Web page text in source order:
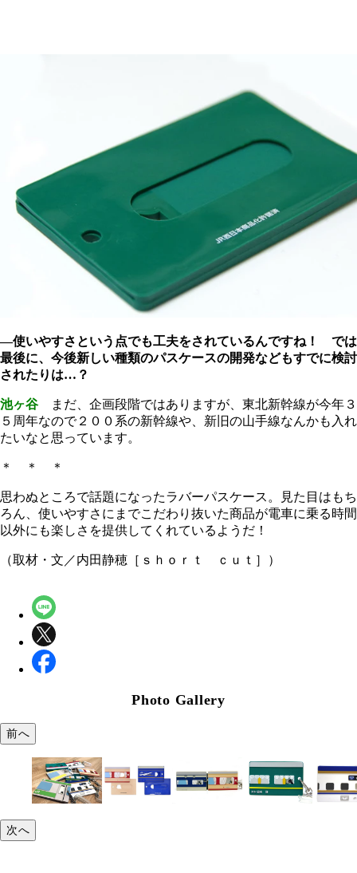
―使いやすさという点でも工夫をされているんですね！ では
最後に、今後新しい種類のパスケースの開発などもすでに検討
されたりは…？
池ヶ谷 まだ、企画段階ではありますが、東北新幹線が今年３
５周年なので２００系の新幹線や、新旧の山手線なんかも入れ
たいなと思っています。
＊ ＊ ＊
思わぬところで話題になったラバーパスケース。見た目はもち
ろん、使いやすさにまでこだわり抜いた商品が電車に乗る時間
以外にも楽しさを提供してくれているようだ！
（取材・文／内田静穂［ｓｈｏｒｔ ｃｕｔ］）
Photo Gallery
前へ
次へ